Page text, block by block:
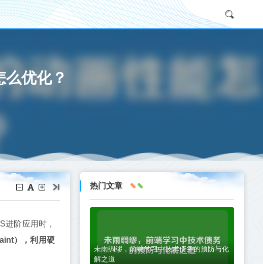
优化？
阶应用时，
），利用硬
热门文章
未雨绸缪，前端学习中技术债务的预防与化
解之道